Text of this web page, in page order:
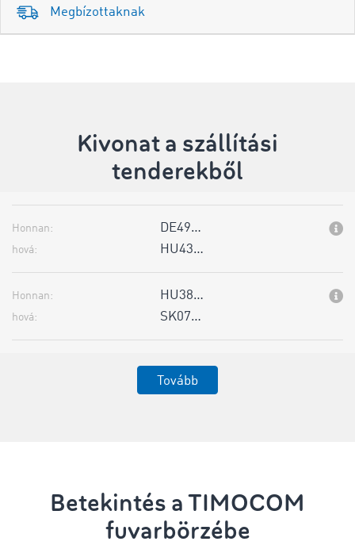
Megbízottaknak
Kivonat a szállítási
tenderekből
Honnan: DE49…
hová: HU43…
Honnan: HU38…
hová: SK07…
Tovább
Betekintés a TIMOCOM
fuvarbörzébe